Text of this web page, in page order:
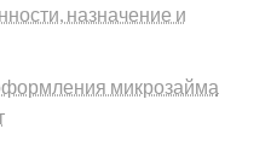
назначение и
микрозайма